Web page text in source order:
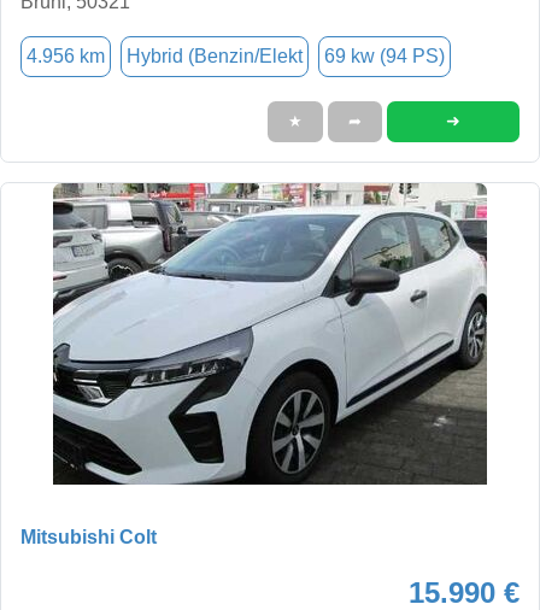
4.956 km Hybrid (Benzin/Elekt 69 kw (94 PS)
★ ➦ ➜
Mitsubishi Colt
15.990 €